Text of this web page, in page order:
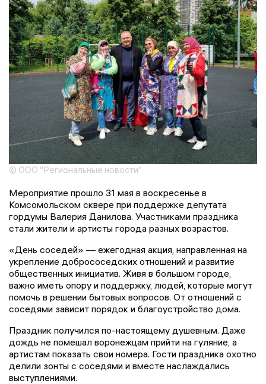
© ООО "Региональные новости"
Мероприятие прошло 31 мая в воскресенье в
Комсомольском сквере при поддержке депутата
гордумы Валерия Данилова. Участниками праздника
стали жители и артисты города разных возрастов.
«День соседей» — ежегодная акция, направленная на
укрепление добрососедских отношений и развитие
общественных инициатив. Живя в большом городе,
важно иметь опору и поддержку, людей, которые могут
помочь в решении бытовых вопросов. От отношений с
соседями зависит порядок и благоустройство дома.
Праздник получился по-настоящему душевным. Даже
дождь не помешал воронежцам прийти на гуляние, а
артистам показать свои номера. Гости праздника охотно
делили зонты с соседями и вместе наслаждались
выступлениями.